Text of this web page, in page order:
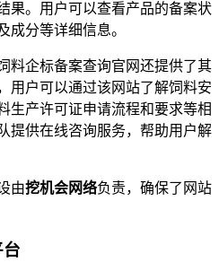
果。用户可以查看产品的备案状
成分等详细信息。
料企标备案查询官网还提供了其
用户可以通过该网站了解饲料安
生产许可证申请流程和要求等相
提供在线咨询服务，帮助用户解
由挖机会网络负责，确保了网站